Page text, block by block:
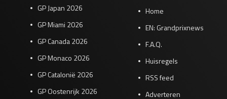
GP Japan 2026
GP Miami 2026
GP Canada 2026
GP Monaco 2026
GP Catalonië 2026
GP Oostenrijk 2026
Home
EN: Grandprixnews
F.A.Q.
Huisregels
RSS feed
Adverteren